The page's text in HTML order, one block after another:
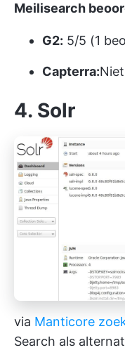
Meilisearch
G2: 5/5 (1
Capterra:
4. Solr
via Manticore
Search als